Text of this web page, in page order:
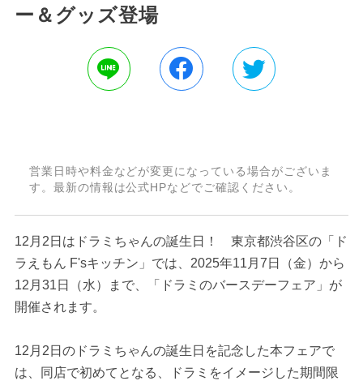
ー＆グッズ登場
営業日時や料金などが変更になっている場合がございま
す。最新の情報は公式HPなどでご確認ください。
12月2日はドラミちゃんの誕生日！ 東京都渋谷区の「ド
ラえもん F'sキッチン」では、2025年11月7日（金）から
12月31日（水）まで、「ドラミのバースデーフェア」が
開催されます。
12月2日のドラミちゃんの誕生日を記念した本フェアで
は、同店で初めてとなる、ドラミをイメージした期間限